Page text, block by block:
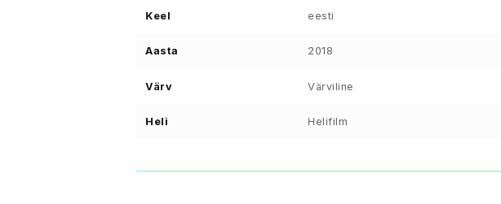
Keel eesti
Aasta 2018
Värv Värviline
Heli Helifilm